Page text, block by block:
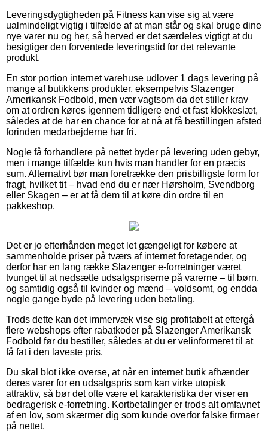
Leveringsdygtigheden på Fitness kan vise sig at være
ualmindeligt vigtig i tilfælde af at man står og skal bruge dine
nye varer nu og her, så herved er det særdeles vigtigt at du
besigtiger den forventede leveringstid for det relevante
produkt.
En stor portion internet varehuse udlover 1 dags levering på
mange af butikkens produkter, eksempelvis Slazenger
Amerikansk Fodbold, men vær vagtsom da det stiller krav
om at ordren køres igennem tidligere end et fast klokkeslæt,
således at de har en chance for at nå at få bestillingen afsted
forinden medarbejderne har fri.
Nogle få forhandlere på nettet byder på levering uden gebyr,
men i mange tilfælde kun hvis man handler for en præcis
sum. Alternativt bør man foretrække den prisbilligste form for
fragt, hvilket tit – hvad end du er nær Hørsholm, Svendborg
eller Skagen – er at få dem til at køre din ordre til en
pakkeshop.
Det er jo efterhånden meget let gængeligt for købere at
sammenholde priser på tværs af internet foretagender, og
derfor har en lang række Slazenger e-forretninger været
tvunget til at nedsætte udsalgspriserne på varerne – til børn,
og samtidig også til kvinder og mænd – voldsomt, og endda
nogle gange byde på levering uden betaling.
Trods dette kan det immervæk vise sig profitabelt at eftergå
flere webshops efter rabatkoder på Slazenger Amerikansk
Fodbold før du bestiller, således at du er velinformeret til at
få fat i den laveste pris.
Du skal blot ikke overse, at når en internet butik afhænder
deres varer for en udsalgspris som kan virke utopisk
attraktiv, så bør det ofte være et karakteristika der viser en
bedragerisk e-forretning. Kortbetalinger er trods alt omfavnet
af en lov, som skærmer dig som kunde overfor falske firmaer
på nettet.